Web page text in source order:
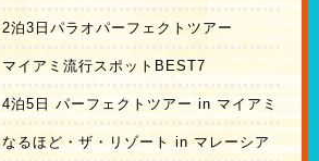
2泊3日パラオパーフェクトツアー
マイアミ流行スポットBEST7
4泊5日 パーフェクトツアー in マイアミ
なるほど・ザ・リゾート in マレーシア